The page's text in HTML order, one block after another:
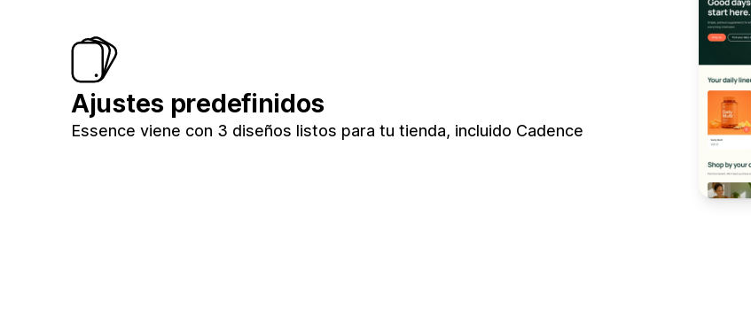
Ajustes predefinidos
Essence viene con 3 diseños listos para tu tienda, incluido Cadence